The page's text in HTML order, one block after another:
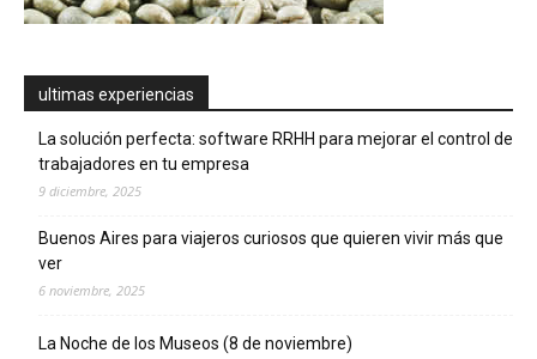
ultimas experiencias
La solución perfecta: software RRHH para mejorar el control de
trabajadores en tu empresa
9 diciembre, 2025
Buenos Aires para viajeros curiosos que quieren vivir más que
ver
6 noviembre, 2025
La Noche de los Museos (8 de noviembre)